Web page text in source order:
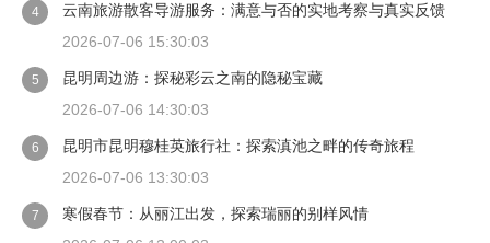
4
云南旅游散客导游服务：满意与否的实地考察与真实反馈
2026-07-06 15:30:03
5
昆明周边游：探秘彩云之南的隐秘宝藏
2026-07-06 14:30:03
6
昆明市昆明穆桂英旅行社：探索滇池之畔的传奇旅程
2026-07-06 13:30:03
7
寒假春节：从丽江出发，探索瑞丽的别样风情